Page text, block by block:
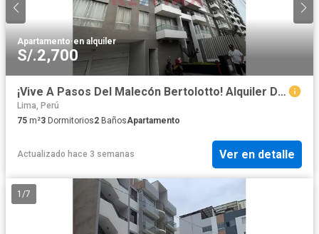
Apartamento·en alquiler
S/.2,700
¡Vive A Pasos Del Malecón Bertolotto! Alquiler De Lindo Dpto. Semiamoblado De 3 Dorm + Áreas Club.
Lima, Perú
75 m²3 Dormitorios2 BañosApartamento
Actualizado hace 3 semanas Ver en detalle
1 /7